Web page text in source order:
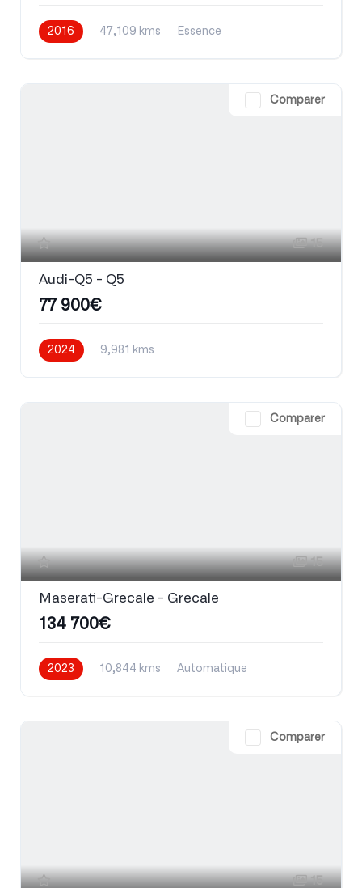
2016 47,109 kms Essence
Comparer
15
Audi-Q5 - Q5
77 900€
2024 9,981 kms
Comparer
15
Maserati-Grecale - Grecale
134 700€
2023 10,844 kms
Automatique
Comparer
15